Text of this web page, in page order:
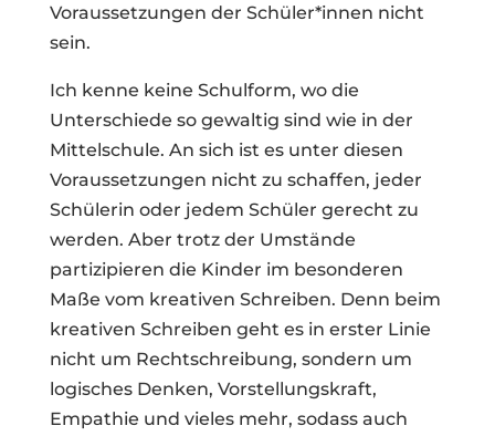
Voraussetzungen der Schüler*innen nicht
sein.
Ich kenne keine Schulform, wo die
Unterschiede so gewaltig sind wie in der
Mittelschule. An sich ist es unter diesen
Voraussetzungen nicht zu schaffen, jeder
Schülerin oder jedem Schüler gerecht zu
werden. Aber trotz der Umstände
partizipieren die Kinder im besonderen
Maße vom kreativen Schreiben. Denn beim
kreativen Schreiben geht es in erster Linie
nicht um Rechtschreibung, sondern um
logisches Denken, Vorstellungskraft,
Empathie und vieles mehr, sodass auch